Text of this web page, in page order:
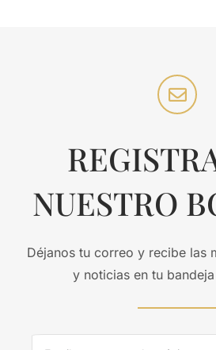
NUESTRO
Déjanos tu correo y recibe las
y noticias en tu